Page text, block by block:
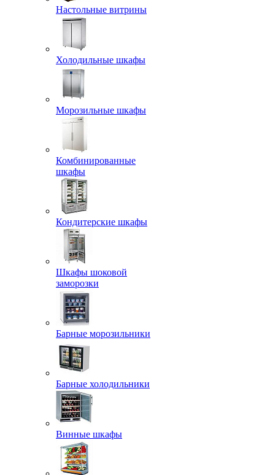
Настольные витрины
Холодильные шкафы
Морозильные шкафы
Комбинированные
шкафы
Кондитерские шкафы
Шкафы шоковой
заморозки
Барные морозильники
Барные холодильники
Винные шкафы